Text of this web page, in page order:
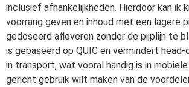
inclusief afhankelijkheden. Hierdoor kan ik
voorrang geven en inhoud met een lagere
gedoseerd afleveren zonder de pijplijn te
is gebaseerd op QUIC en vermindert
in transport, wat vooral handig is in
gericht gebruik wilt maken van de